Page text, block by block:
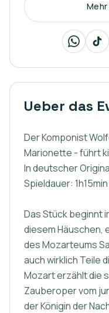
Ueber das
Der Komponist
Marionette - führt
In deutscher
Spieldauer:
Das Stück beginnt
diesem Häuschen,
des Mozarteums
auch wirklich Teile
Mozart erzählt die
Zauberoper vom
der Königin der